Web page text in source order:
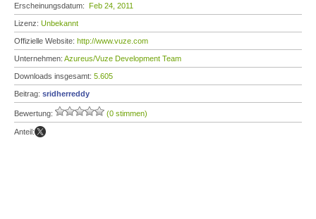
Erscheinungsdatum: Feb 24, 2011
Lizenz: Unbekannt
Offizielle Website: http://www.vuze.com
Unternehmen: Azureus/Vuze Development Team
Downloads insgesamt: 5.605
Beitrag: sridherreddy
Bewertung: (0 stimmen)
Anteil: